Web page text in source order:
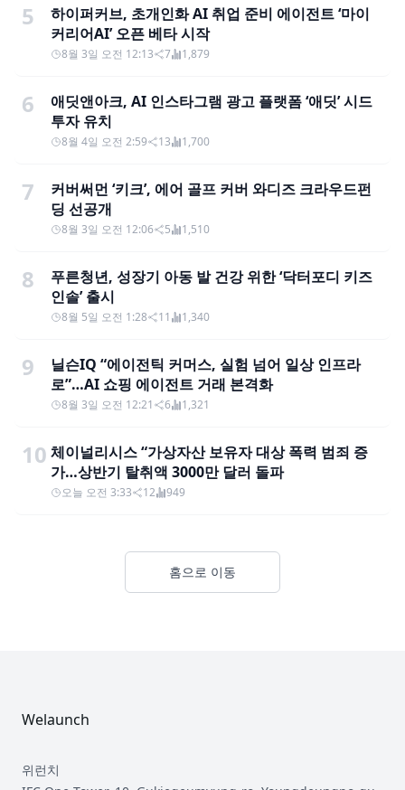
5
하이퍼커브, 초개인화 AI 취업 준비 에이전트 ‘마이
커리어AI’ 오픈 베타 시작
8월 3일 오전 12:13 7 1,879
6
애딧앤아크, AI 인스타그램 광고 플랫폼 ‘애딧’ 시드
투자 유치
8월 4일 오전 2:59 13 1,700
7
커버써먼 ‘키크’, 에어 골프 커버 와디즈 크라우드펀
딩 선공개
8월 3일 오전 12:06 5 1,510
8
푸른청년, 성장기 아동 발 건강 위한 ‘닥터포디 키즈
인솔’ 출시
8월 5일 오전 1:28 11 1,340
9
닐슨IQ “에이전틱 커머스, 실험 넘어 일상 인프라
로”…AI 쇼핑 에이전트 거래 본격화
8월 3일 오전 12:21 6 1,321
10 체이널리시스 “가상자산 보유자 대상 폭력 범죄 증
가…상반기 탈취액 3000만 달러 돌파
오늘 오전 3:33 12 949
홈으로 이동
Welaunch
위런치